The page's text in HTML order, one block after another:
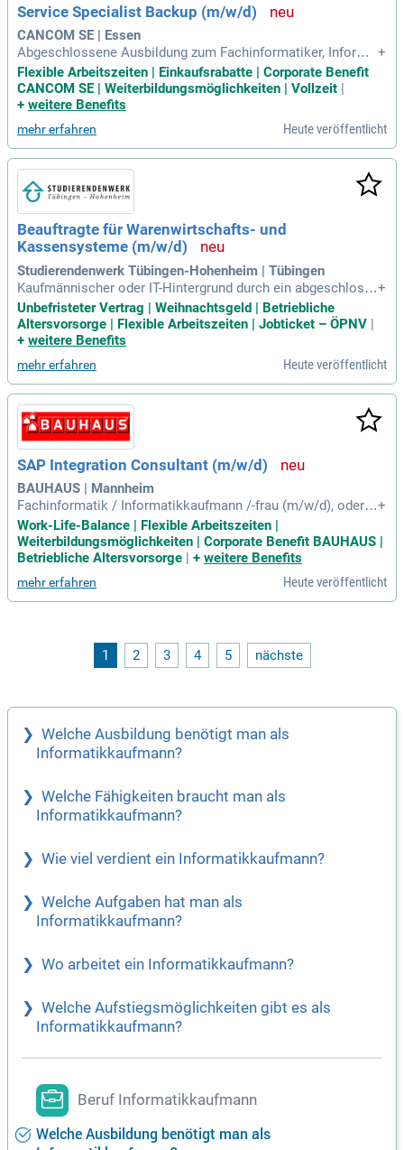
Service Specialist Backup (m/w/d)
CANCOM SE | Essen
Abgeschlossene Ausbildung zum Fachinformatiker, Informa
tikkaufmann oder vergleichbare Berufserfahrung; Mehrjährig
e Berufserfahrung und gute Kenntnisse im Enterprise Backu
p-Bereich (Administration/Betrieb von z.B.
+
Flexible Arbeitszeiten | Einkaufsrabatte | Corporate Benefit
CANCOM SE | Weiterbildungsmöglichkeiten | Vollzeit
+ weitere Benefits
mehr erfahren Heute veröffentlicht
Beauftragte für Warenwirtschafts- und
Kassensysteme (m/w/d)
Studierendenwerk Tübingen-Hohenheim | Tübingen
Kaufmännischer oder IT-Hintergrund durch ein abgeschloss
enes Bachelorstudium, eine Ausbildung als Informatikkauf
mann/-frau oder vergleichbare Qualifikation mit entsprechen
der Berufserfahrung.
+
Unbefristeter Vertrag | Weihnachtsgeld | Betriebliche
Altersvorsorge | Flexible Arbeitszeiten | Jobticket – ÖPNV |
+ weitere Benefits
mehr erfahren Heute veröffentlicht
SAP Integration Consultant (m/w/d)
BAUHAUS | Mannheim
Fachinformatik / Informatikkaufmann /-frau (m/w/d), oder e
in Studienabschluss in Informatik / Wirtschaftsinformatik o
der einem IT-Studiengang; Kenntnisse in der SAP Integration
Suite oder in SAP PI/PO; praktische Erfahrung mit Cloud Int
+
Work-Life-Balance | Flexible Arbeitszeiten |
Weiterbildungsmöglichkeiten | Corporate Benefit BAUHAUS |
Betriebliche Altersvorsorge | + weitere Benefits
mehr erfahren Heute veröffentlicht
1 2 3 4 5 nächste
Welche Ausbildung benötigt man als
Informatikkaufmann?
Welche Fähigkeiten braucht man als
Informatikkaufmann?
Wie viel verdient ein Informatikkaufmann?
Welche Aufgaben hat man als
Informatikkaufmann?
Wo arbeitet ein Informatikkaufmann?
Welche Aufstiegsmöglichkeiten gibt es als
Informatikkaufmann?
Beruf Informatikkaufmann
Welche Ausbildung benötigt man als